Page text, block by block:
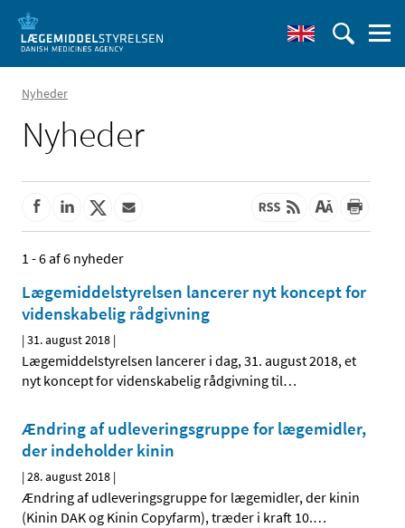
Nyheder
Nyheder
1 - 6 af 6 nyheder
Lægemiddelstyrelsen lancerer nyt koncept for
videnskabelig rådgivning
|31. august 2018 |
Lægemiddelstyrelsen lancerer i dag, 31. august 2018, et
nyt koncept for videnskabelig rådgivning til…
Ændring af udleveringsgruppe for lægemidler,
der indeholder kinin
|28. august 2018 |
Ændring af udleveringsgruppe for lægemidler, der kinin
(Kinin DAK og Kinin Copyfarm), træder i kraft 10.…